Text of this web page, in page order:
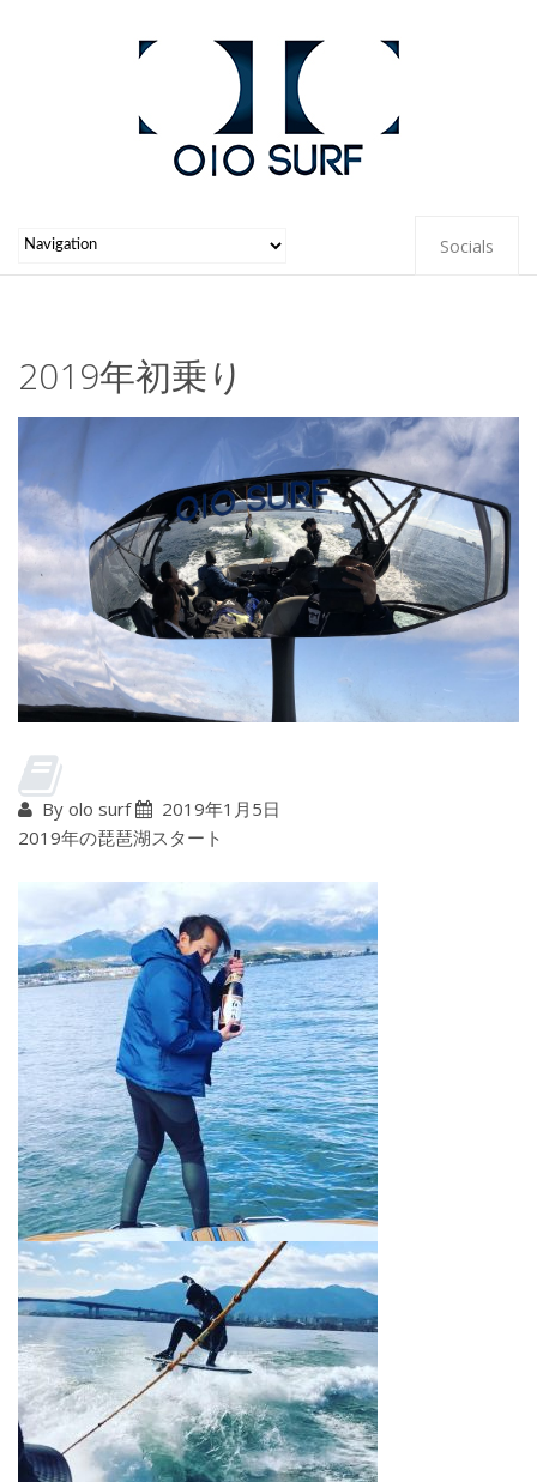
Socials
2019年初乗り
By olo surf
2019年1月5日
2019年の琵琶湖スタート